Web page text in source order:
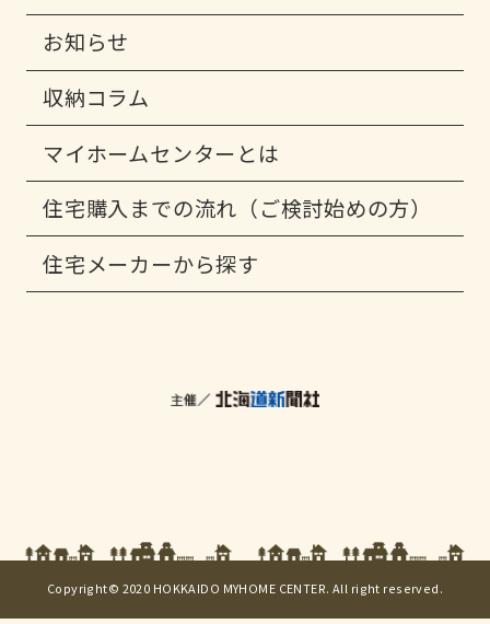
お知らせ
収納コラム
マイホームセンターとは
住宅購入までの流れ（ご検討始めの方）
住宅メーカーから探す
Copyright© 2020 HOKKAIDO MYHOME CENTER. All right reserved.